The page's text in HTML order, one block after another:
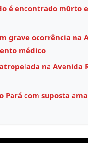
é encontrado m0rto
grave ocorrência na
médico
na Avenida
Pará com suposta